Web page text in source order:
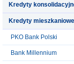
Kredyty
Kredyty mieszkaniowe
PKO Bank Polski
Bank Millennium